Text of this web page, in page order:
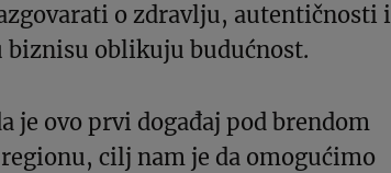
o zdravlju, autentičnosti i
biznisu oblikuju budućnost.
je ovo prvi događaj pod brendom
regionu, cilj nam je da omogućimo